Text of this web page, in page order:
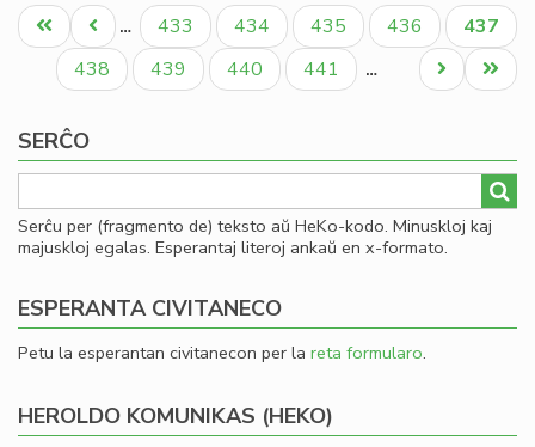
Pagination
Unua
paĝo
Antaŭa
paĝo
… Paĝo
433 Paĝo
434 Paĝo
435 Paĝo
436
Aktuala
paĝo
437
Paĝo
438 Paĝo
439 Paĝo
440 Paĝo
441 …
Last
page
Next
page
SERĈO
Serĉu per (fragmento de) teksto aŭ HeKo-kodo. Minuskloj kaj
majuskloj egalas. Esperantaj literoj ankaŭ en x-formato.
ESPERANTA CIVITANECO
Petu la esperantan civitanecon per la reta formularo.
HEROLDO KOMUNIKAS (HEKO)